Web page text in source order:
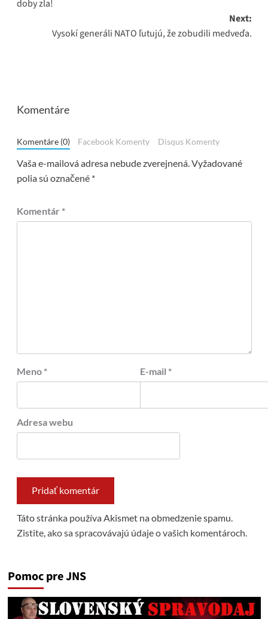
doby zla!
Next:
Vysokí generáli NATO ľutujú, že zobudili medveďa.
Komentáre
Komentáre (0) Facebook Komenty Disqus Komenty
Vaša e-mailová adresa nebude zverejnená.Vyžadované
polia sú označené *
Komentár *
Meno * E-mail *
Adresa webu
Táto stránka používa Akismet na obmedzenie spamu.
Zistite, ako sa spracovávajú údaje o vašich komentároch.
Pomoc pre JNS